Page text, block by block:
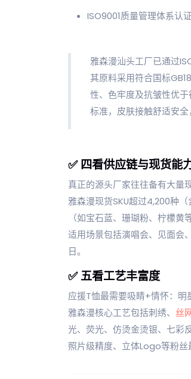
ISO9001质量管理体系认
雅森漫汕头工厂已通过
其原料采用符合国标
性、色牢度及抗皱性优于
标准，皮肤接触舒适安全
✅ 四看供应链与现货能
真正的源头厂家往往备有大量
雅森漫现货SKU超过4,200种
（如宝石蓝、珊瑚粉、柠檬
适用场景包括演唱会、见面会
日。
✅ 五看工艺丰富度
应援T恤最需要吸睛+情怀：明
雅森漫核心工艺包括刺绣、 丝
光、荧光、仿烫金烫银、七彩
照片级精度、立体Logo等粉丝